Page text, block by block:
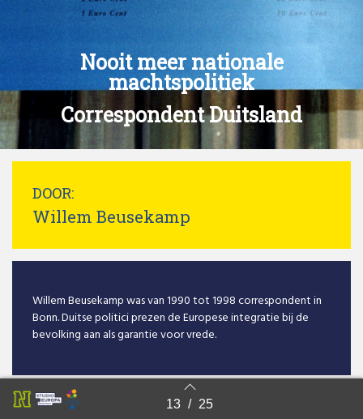
Back to index 13 / 25
Nooit meer nationale
machtspolitiek
Correspondent Duitsland
DOOR:
Willem Beusekamp
Willem Beusekamp was van 1990 tot 1998 correspondent in
Bonn. Duitse politici prezen de Europese integratie bij de
bevolking aan als garantie voor vrede.